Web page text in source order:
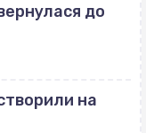
до
на